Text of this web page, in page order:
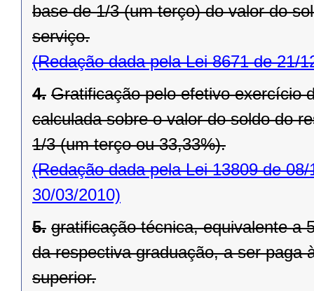
base de 1/3 (um terço) do valor do
serviço.
(Redação dada pela Lei 8671 de 21/
4. Gratificação pelo efetivo exercício
calculada sobre o valor do soldo do
1/3 (um terço ou 33,33%).
(Redação dada pela Lei 13809 de 08/
30/03/2010)
5. gratificação técnica, equivalente a
da respectiva graduação, a ser paga
superior.